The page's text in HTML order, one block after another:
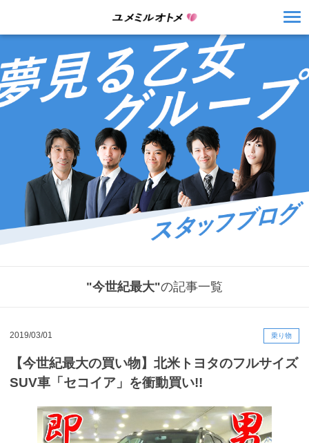
"今世紀最大"の記事一覧
2019/03/01 乗り物
【今世紀最大の買い物】北米トヨタのフルサイズ
SUV車「セコイア」を衝動買い!!